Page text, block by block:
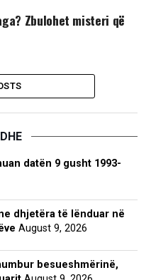
Zbulohet misteri që
datën 9 gusht 1993-
dhjetëra të lënduar në
August 9, 2026
besueshmërinë,